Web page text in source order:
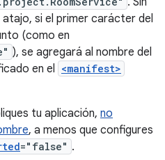
si el primer carácter del
(como en
), se agregará al nombre del
en el <manifest>
tu aplicación, no
, a menos que configures
="false" .